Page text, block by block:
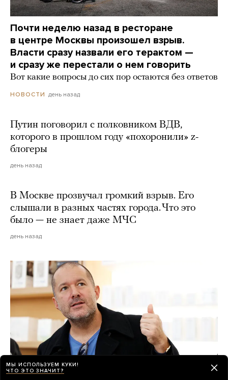
Почти неделю назад в ресторане
в центре Москвы произошел взрыв.
Власти сразу назвали его терактом —
и сразу же перестали о нем говорить
Вот какие вопросы до сих пор остаются без ответов
НОВОСТИ день назад
Путин поговорил с полковником ВДВ,
которого в прошлом году «похоронили» z-
блогеры
день назад
В Москве прозвучал громкий взрыв. Его
слышали в разных частях города. Что это
было — не знает даже МЧС
день назад
МЫ ИСПОЛЬЗУЕМ КУКИ!
ЧТО ЭТО ЗНАЧИТ?